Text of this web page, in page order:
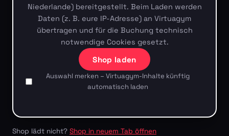
Niederlande) bereitgestellt. Beim Laden werden
Daten (z. B. eure IP-Adresse) an Virtuagym
übertragen und für die Buchung technisch
notwendige Cookies gesetzt.
Shop laden
Auswahl merken – Virtuagym-Inhalte künftig
automatisch laden
Shop lädt nicht? Shop in neuem Tab öffnen